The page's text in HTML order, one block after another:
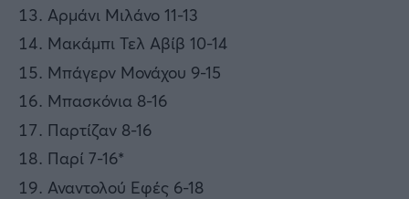
Αρμάνι Μιλάνο 11-13
Μακάμπι Τελ Αβίβ 10-14
Μπάγερν Μονάχου 9-15
Μπασκόνια 8-16
Παρτίζαν 8-16
Παρί 7-16*
Αναντολού Εφές 6-18